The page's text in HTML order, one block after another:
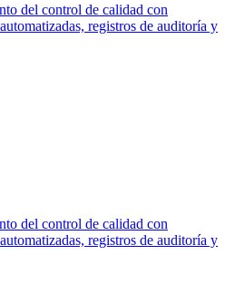
del control de calidad con
registros de auditoría y
del control de calidad con
registros de auditoría y